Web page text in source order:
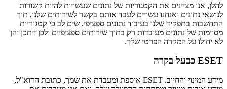
להלן, אנו מציינים את הקטגוריות של נתונים שעשויות להיות קשורות
לנושאי נתונים ואנחנו עשויים לעבד אותם בקשר לשירותים שלנו, תוך
התחשבות בתפקיד שלנו בעיבוד נתונים ספציפי. שים לב כי קטגוריות
מסוימות של נתונים מעובדות רק בתוך שירותים ספציפיים ולכן ייתכן והן
לא יחולו על המקרה הפרטי שלך.
ESET כבעל בקרה
מידע המינוי והחיוב.
ESET אוספת ומעבדת את שמך, כתובת הדוא"ל,